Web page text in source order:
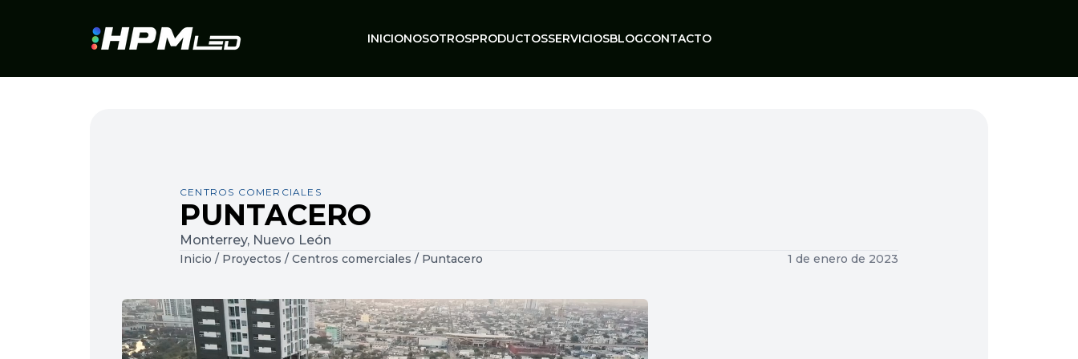
INICIONOSOTROSPRODUCTOSSERVICIOSBLOGCONTACTO
CENTROS COMERCIALES
PUNTACERO
Monterrey, Nuevo León
Inicio / Proyectos / Centros comerciales / Puntacero 1 de enero de 2023